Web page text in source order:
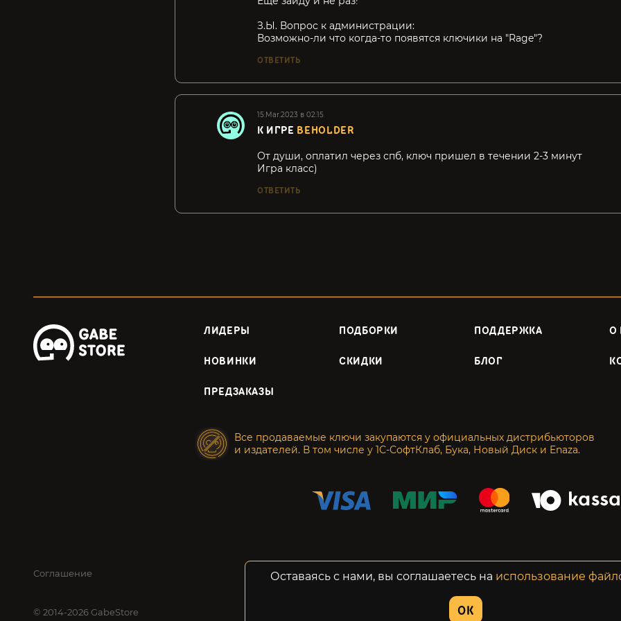
З.Ы. Вопрос к администрации:
Возможно-ли что когда-то появятся ключики на "Rage"?
ОТВЕТИТЬ
15.Mar.2023 в 02:15
К ИГРЕ BEHOLDER
От души, оплатил через спб, ключ пришел в течении 2-3 минут
Игра класс)
ОТВЕТИТЬ
ЛИДЕРЫ ПОДБОРКИ ПОДДЕРЖКА О
НОВИНКИ СКИДКИ БЛОГ
ПРЕДЗАКАЗЫ
Все продаваемые ключи закупаются у официальных дистрибьюторов
и издателей. В том числе у 1С-СофтКлаб, Бука, Новый Диск и Enaza.
Соглашение Конфиденциальность Возвраты
© 2014-2026 GabeStore
Оставаясь с нами, вы соглашаетесь на использование
OK